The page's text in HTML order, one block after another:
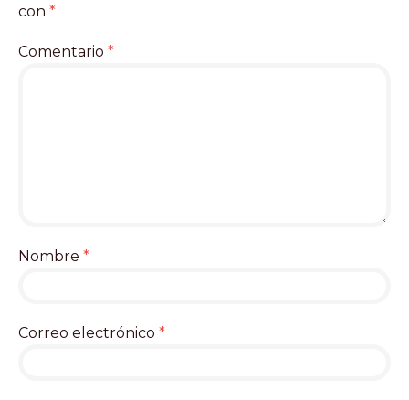
con *
Comentario *
Nombre *
Correo electrónico *